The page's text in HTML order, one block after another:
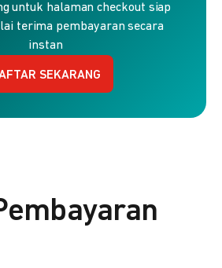
untuk halaman checkout siap
terima pembayaran secara
instan
SEKARANG